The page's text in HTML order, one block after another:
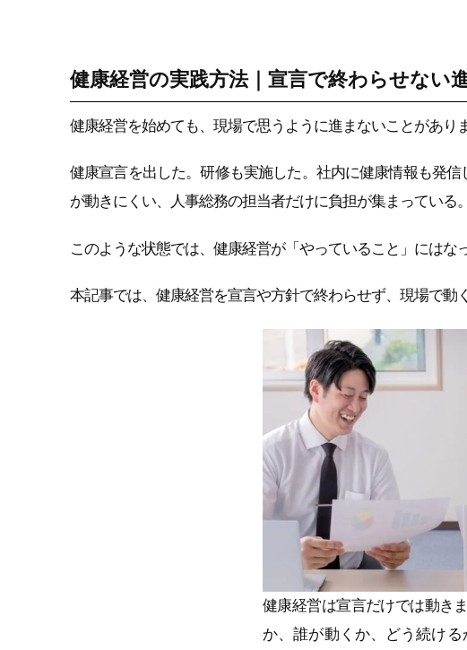
健康経営の実践方法｜宣言で終わらせない
健康経営を始めても、現場で思うように進まないことがありま
健康宣言を出した。研修も実施した。社内に健康情報も発
が動きにくい、人事総務の担当者だけに負担が集まっている。
このような状態では、健康経営が「やっていること」にはな
本記事では、健康経営を宣言や方針で終わらせず、現場で動
健康経営は宣言だけでは動き
か、誰が動くか、どう続け